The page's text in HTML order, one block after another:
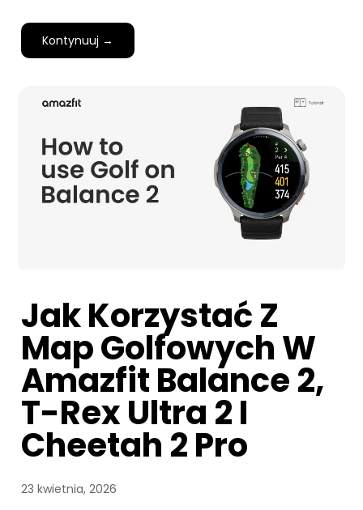
Kontynuuj →
Jak Korzystać Z
Map Golfowych W
Amazfit Balance 2,
T-Rex Ultra 2 I
Cheetah 2 Pro
23 kwietnia, 2026